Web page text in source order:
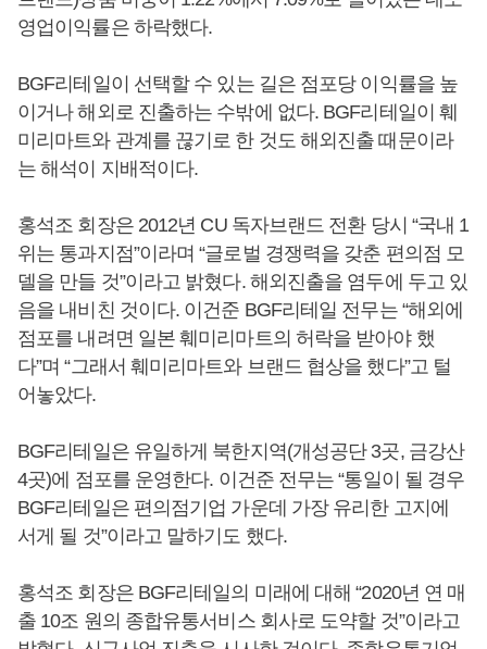
영업이익률은 하락했다.
BGF리테일이 선택할 수 있는 길은 점포당 이익률을 높
이거나 해외로 진출하는 수밖에 없다. BGF리테일이 훼
미리마트와 관계를 끊기로 한 것도 해외진출 때문이라
는 해석이 지배적이다.
홍석조 회장은 2012년 CU 독자브랜드 전환 당시 “국내 1
위는 통과지점”이라며 “글로벌 경쟁력을 갖춘 편의점 모
델을 만들 것”이라고 밝혔다. 해외진출을 염두에 두고 있
음을 내비친 것이다. 이건준 BGF리테일 전무는 “해외에
점포를 내려면 일본 훼미리마트의 허락을 받아야 했
다”며 “그래서 훼미리마트와 브랜드 협상을 했다”고 털
어놓았다.
BGF리테일은 유일하게 북한지역(개성공단 3곳, 금강산
4곳)에 점포를 운영한다. 이건준 전무는 “통일이 될 경우
BGF리테일은 편의점기업 가운데 가장 유리한 고지에
서게 될 것”이라고 말하기도 했다.
홍석조 회장은 BGF리테일의 미래에 대해 “2020년 연 매
출 10조 원의 종합유통서비스 회사로 도약할 것”이라고